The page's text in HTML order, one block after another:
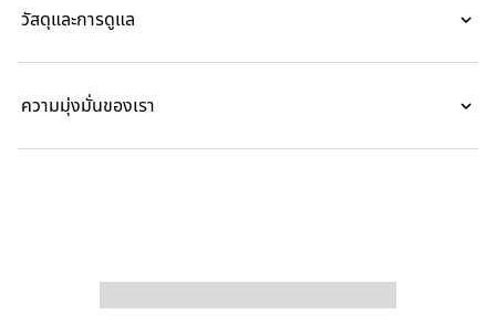
วัสดุและการดูแล
ความมุ่งมั่นของเรา